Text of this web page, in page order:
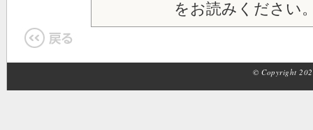
をお読みください
© Copyright